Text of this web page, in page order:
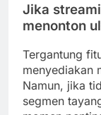
Jika
menonton
Tergantung
menyediakan
Namun, jika
segmen